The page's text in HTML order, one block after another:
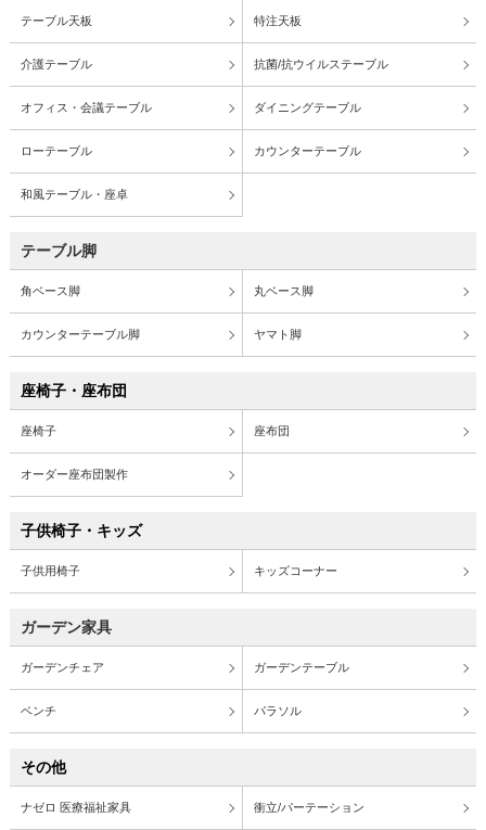
テーブル天板 特注天板
介護テーブル 抗菌/抗ウイルステーブル
オフィス・会議テーブル ダイニングテーブル
ローテーブル カウンターテーブル
和風テーブル・座卓
テーブル脚
角ベース脚 丸ベース脚
カウンターテーブル脚 ヤマト脚
座椅子・座布団
座椅子 座布団
オーダー座布団製作
子供椅子・キッズ
子供用椅子 キッズコーナー
ガーデン家具
ガーデンチェア ガーデンテーブル
ベンチ パラソル
その他
ナゼロ 医療福祉家具 衝立/パーテーション